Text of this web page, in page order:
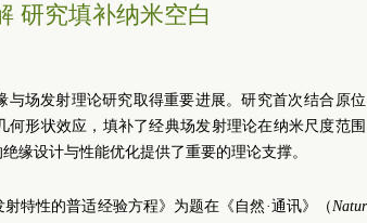
真空击穿谜题破解 研究填补纳米空白
与场发射理论研究取得重要进展。研究首次结合原位
形状效应，填补了经典场发射理论在纳米尺度范围
缘设计与性能优化提供了重要的理论支撑。
特性的普适经验方程》为题在《自然·通讯》（Natur